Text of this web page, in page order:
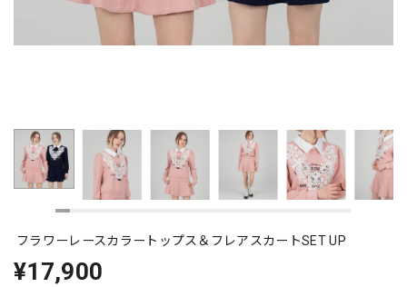
フラワーレースカラートップス＆フレアスカートSET UP
¥17,900